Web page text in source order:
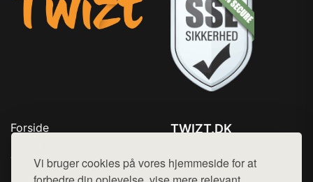
Vi bruger cookies på vores hjemmeside for at
Forside
Top Rabatter
Kontakt
TWIZT.DK
Mail: hej@want.dk